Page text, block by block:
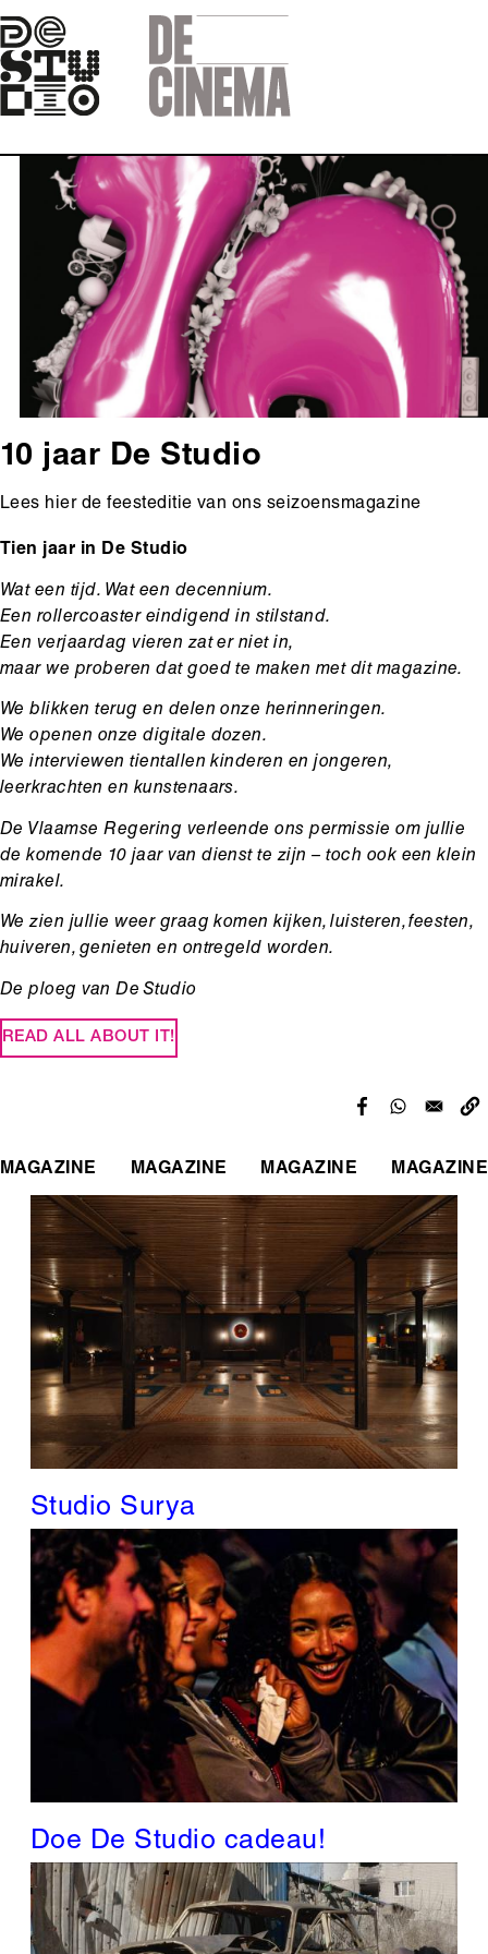
Skip
to
main
navigation
10 jaar De Studio
Lees hier de feesteditie van ons seizoensmagazine
Afbeelding
Body
Tien jaar in De Studio
Wat een tijd. Wat een decennium.
Een rollercoaster eindigend in stilstand.
Een verjaardag vieren zat er niet in,
maar we proberen dat goed te maken met dit magazine.
We blikken terug en delen onze herinneringen.
We openen onze digitale dozen.
We interviewen tientallen kinderen en jongeren,
leerkrachten en kunstenaars.
De Vlaamse Regering verleende ons permissie om jullie
de komende 10 jaar van dienst te zijn – toch ook een klein
mirakel.
We zien jullie weer graag komen kijken, luisteren, feesten,
huiveren, genieten en ontregeld worden.
De ploeg van De Studio
READ ALL ABOUT IT!
MAGAZINE MAGAZINE MAGAZINE MAGAZINE
Studio Surya
Doe De Studio cadeau!